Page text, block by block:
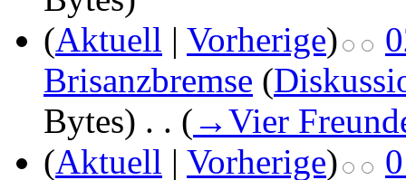
(Aktuell | Vorherige)
Brisanzbremse (
Bytes) . . ( →Vier
(Aktuell | Vorherige)